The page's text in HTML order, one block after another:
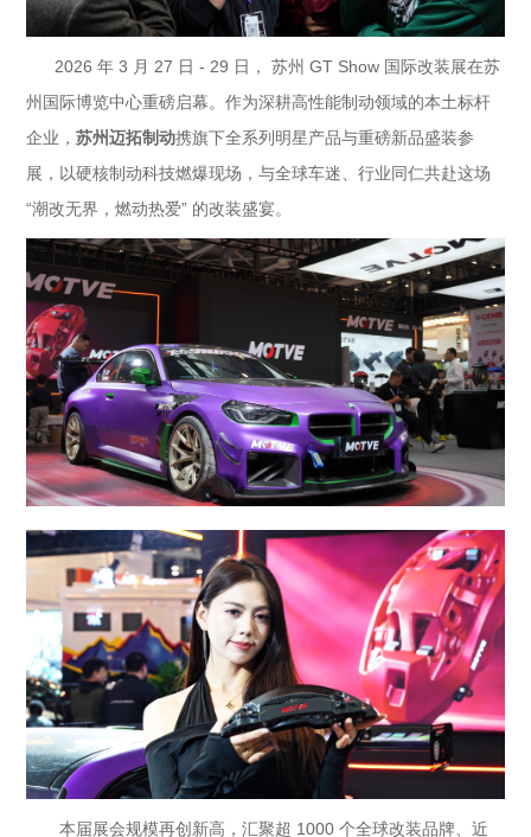
2026 年 3 月 27 日 - 29 日， 苏州 GT Show 国际改装展在苏
州国际博览中心重磅启幕。作为深耕高性能制动领域的本土标杆
企业，苏州迈拓制动携旗下全系列明星产品与重磅新品盛装参
展，以硬核制动科技燃爆现场，与全球车迷、行业同仁共赴这场
“潮改无界，燃动热爱” 的改装盛宴。
本届展会规模再创新高，汇聚超 1000 个全球改装品牌、近